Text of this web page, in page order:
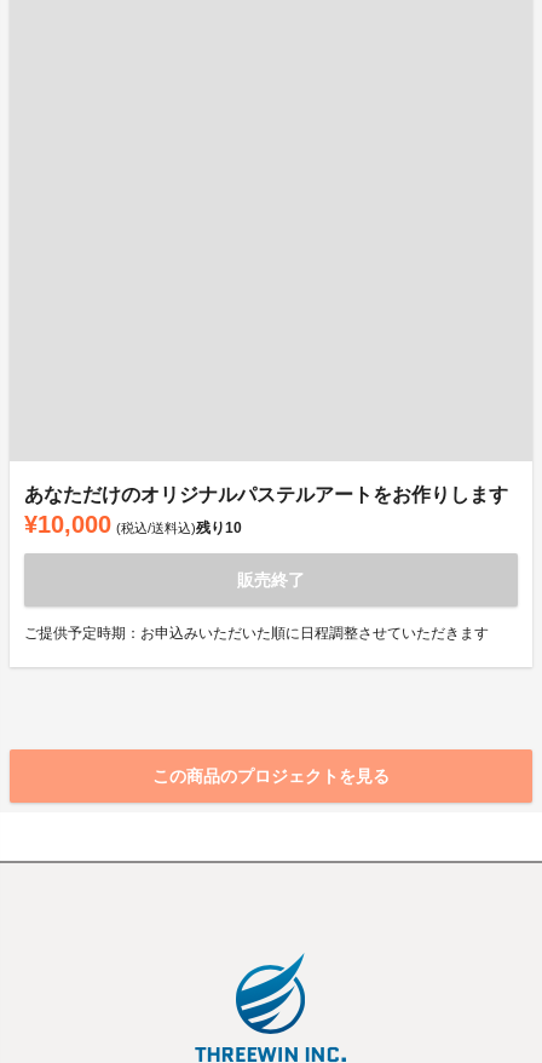
あなただけのオリジナルパステルアートをお作りします
¥10,000 (税込/送料込)残り10
販売終了
ご提供予定時期：お申込みいただいた順に日程調整させていただきます
この商品のプロジェクトを見る